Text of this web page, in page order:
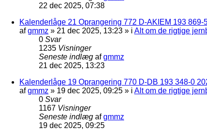
22 dec 2025, 07:38
Kalenderlåge 21 Oprangering 772 D-AKIEM 193 869-
afgmmz » 21 dec 2025, 13:23 » i Alt om de rigtige
0 Svar
1235 Visninger
Seneste indlæg afgmmz
21 dec 2025, 13:23
Kalenderlåge 19 Oprangering 770 D-DB 193 348-0
afgmmz » 19 dec 2025, 09:25 » i Alt om de rigtige
0 Svar
1167 Visninger
Seneste indlæg afgmmz
19 dec 2025, 09:25